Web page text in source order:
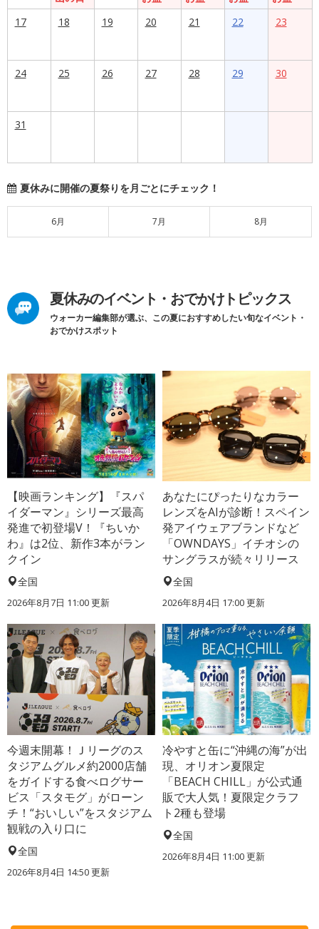
17
18 19 20 21 22 23
24 25 26 27 28 29 30
31
夏休みに開催の夏祭りを月ごとにチェック！
6月 7月 8月
夏休みのイベント・おでかけトピックス
ウォーカー編集部が選ぶ、この夏におすすめしたい旬なイベント・
おでかけスポット
【映画ランキング】『スパ
イダーマン』シリーズ最高
発進で初登場V！『ちいか
わ』は2位、新作3本がラン
クイン
全国
2026年8月7日 11:00更新
あなたにぴったりなカラー
レンズをAIが診断！スペイン
発アイウェアブランドなど
「OWNDAYS」イチオシの
サングラスが続々リリース
全国
2026年8月4日 17:00更新
今週末開幕！Ｊリーグのス
タジアムグルメ約2000店舗
をガイドする食べログサー
ビス「スタモグ」がローン
チ！“おいしい”をスタジアム
観戦の入り口に
全国
2026年8月4日 14:50更新
冷やすと缶に“沖縄の海”が出
現、オリオン夏限定
「BEACH CHILL」が公式通
販で大人気！夏限定クラフ
ト2種も登場
全国
2026年8月4日 11:00更新